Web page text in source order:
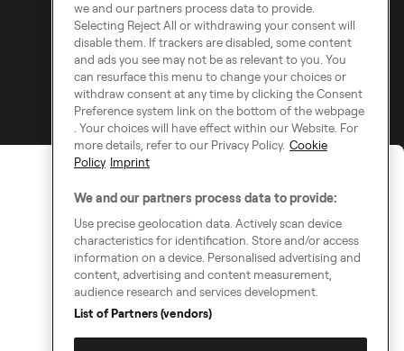
we and our partners process data to provide.
Selecting Reject All or withdrawing your consent will
disable them. If trackers are disabled, some content
and ads you see may not be as relevant to you. You
can resurface this menu to change your choices or
withdraw consent at any time by clicking the Consent
Preference system link on the bottom of the webpage
. Your choices will have effect within our Website. For
more details, refer to our Privacy Policy. Cookie
Policy Imprint
We and our partners process data to provide:
Use precise geolocation data. Actively scan device
characteristics for identification. Store and/or access
information on a device. Personalised advertising and
content, advertising and content measurement,
audience research and services development.
List of Partners (vendors)